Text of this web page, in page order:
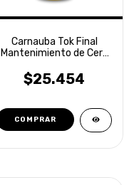
Carnauba Tok Final
Mantenimiento de Cera
$25.454